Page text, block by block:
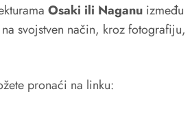
Osaki ili Naganu između
svojstven način, kroz fotografiju,
pronaći na linku: